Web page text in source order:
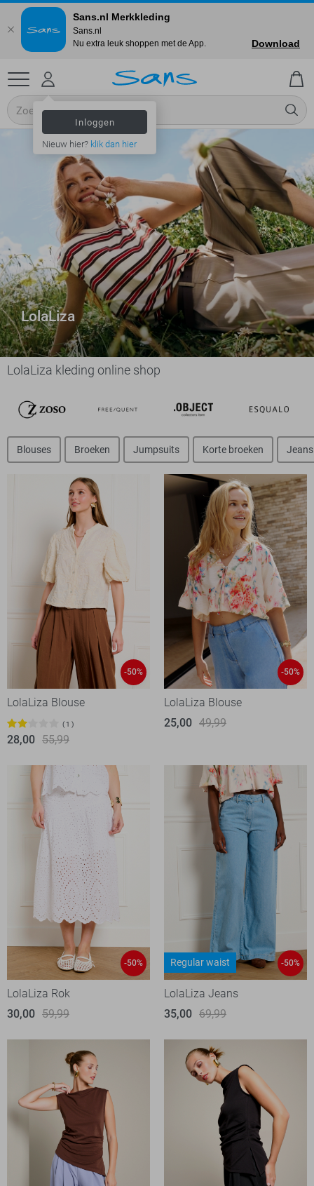
Inloggen
Nieuw hier? klik dan hier
LolaLiza
LolaLiza kleding online shop
Blouses Broeken Jumpsuits Korte broeken Jeans
-50%
LolaLiza Blouse
1
28,00 55,99
-50%
LolaLiza Blouse
25,00 49,99
-50%
LolaLiza Rok
30,00 59,99
Regular waist -50%
LolaLiza Jeans
35,00 69,99
Sans.nl Merkkleding
Sans.nl
Nu extra leuk shoppen met de App.
Download